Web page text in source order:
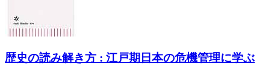
歴史の読み解き方 : 江戸期日本の危機管理に学ぶ